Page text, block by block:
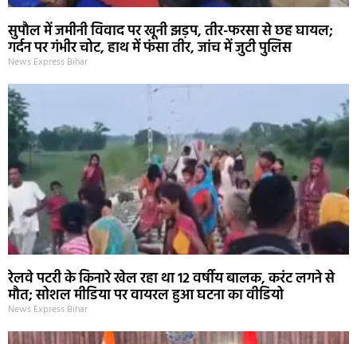
सुपौल में जमीनी विवाद पर खूनी झड़प, तीर-फरसा से छह घायल;
गर्दन पर गंभीर चोट, हाथ में फंसा तीर, जांच में जुटी पुलिस
News Express Bihar
रेलवे पटरी के किनारे खेल रहा था 12 वर्षीय बालक, करंट लगने से
मौत; सोशल मीडिया पर वायरल हुआ घटना का वीडियो
News Express Bihar